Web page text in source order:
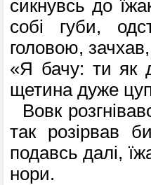
сикнувсь до
собі губи,
головою,
«Я бачу: ти як
щетина дуже
Вовк
так розірвав
подавсь далі,
нори.